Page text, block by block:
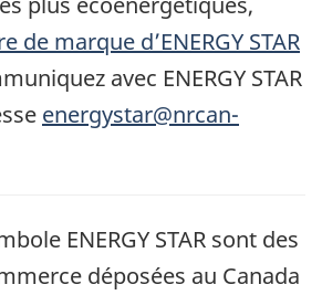
de marque d’ENERGY STAR
avec ENERGY STAR
energystar@nrcan-
ENERGY STAR sont des
déposées au Canada